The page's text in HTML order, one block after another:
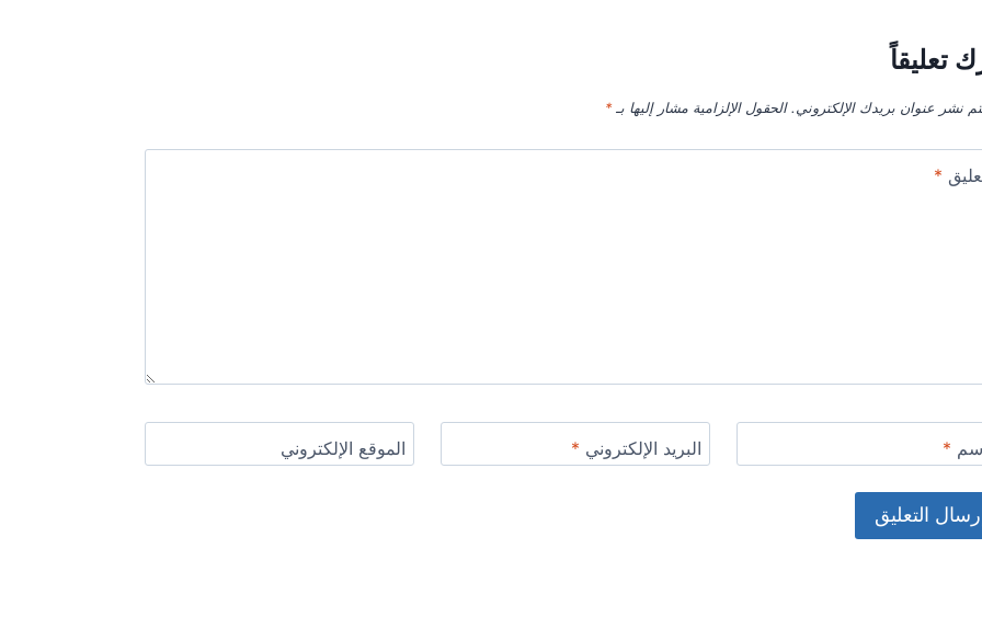
تعليقاً
نشر عنوان بريدك الإلكتروني. الحقول الإلزامية مشار إليها بـ*
*
* البريد الإلكتروني * الموقع الإلكتروني